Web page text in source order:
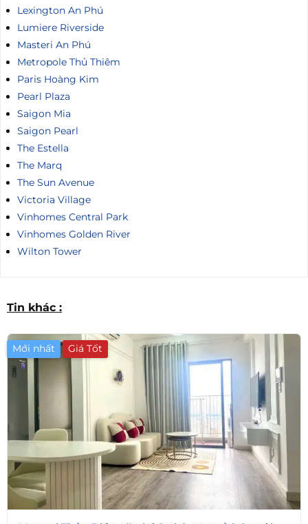
Lexington An Phú
Lumiere Riverside
Masteri An Phú
Metropole Thủ Thiêm
Paris Hoàng Kim
Pearl Plaza
Saigon Mia
Saigon Pearl
The Estella
The Marq
The Sun Avenue
Victoria Village
Vinhomes Central Park
Vinhomes Golden River
Wilton Tower
Tin khác :
Mới nhất Giá Tốt